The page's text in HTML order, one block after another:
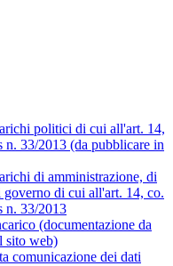
politici di cui all'art. 14,
n. 33/2013 (da pubblicare in
di amministrazione, di
governo di cui all'art. 14, co.
n. 33/2013
(documentazione da
sito web)
comunicazione dei dati